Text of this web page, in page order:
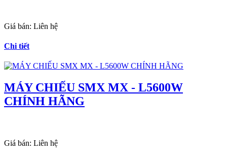
Giá bán: Liên hệ
Chi tiết
MÁY CHIẾU SMX MX - L5600W
CHÍNH HÃNG
Giá bán: Liên hệ